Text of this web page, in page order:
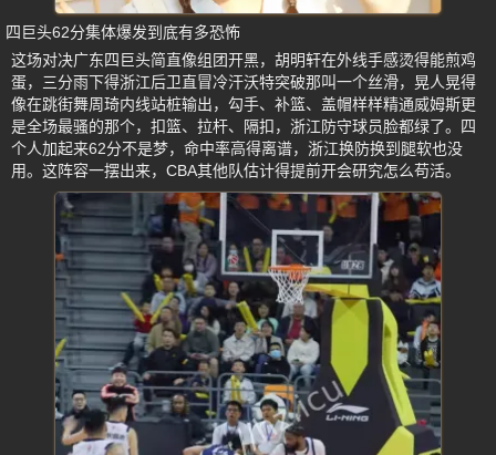
四巨头62分集体爆发到底有多恐怖
这场对决广东四巨头简直像组团开黑，胡明轩在外线手感烫得能煎鸡
蛋，三分雨下得浙江后卫直冒冷汗沃特突破那叫一个丝滑，晃人晃得
像在跳街舞周琦内线站桩输出，勾手、补篮、盖帽样样精通威姆斯更
是全场最骚的那个，扣篮、拉杆、隔扣，浙江防守球员脸都绿了。四
个人加起来62分不是梦，命中率高得离谱，浙江换防换到腿软也没
用。这阵容一摆出来，CBA其他队估计得提前开会研究怎么苟活。